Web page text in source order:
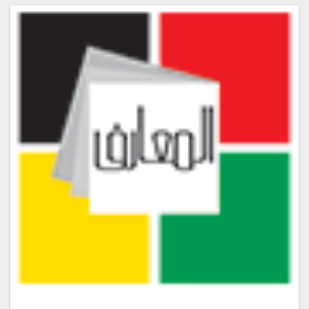
المقطع الصوتي رقم #20